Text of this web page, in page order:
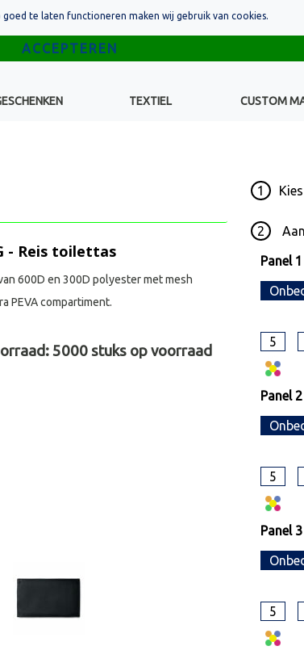
TEXTIEL CUSTOM
1
2
Panel
5
Panel
5
Panel
5
- Reis toilettas
600D en 300D polyester met mesh
PEVA compartiment.
5000stuks op voorraad
goed te laten functioneren maken wij gebruik van cookies.